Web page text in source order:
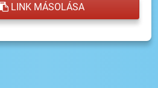
LINK MÁSOLÁSA